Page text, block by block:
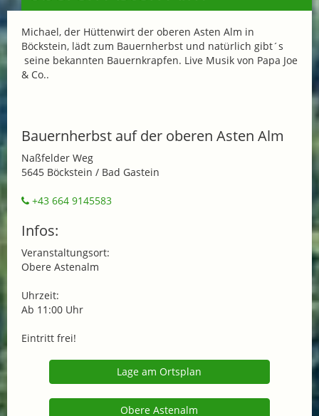
Michael, der Hüttenwirt der oberen Asten Alm in
Böckstein, lädt zum Bauernherbst und natürlich gibt´s
seine bekannten Bauernkrapfen. Live Musik von Papa Joe
& Co..
Bauernherbst auf der oberen Asten Alm
Naßfelder Weg
5645 Böckstein / Bad Gastein
+43 664 9145583
Infos:
Veranstaltungsort:
Obere Astenalm
Uhrzeit:
Ab 11:00 Uhr
Eintritt frei!
Lage am Ortsplan
Obere Astenalm